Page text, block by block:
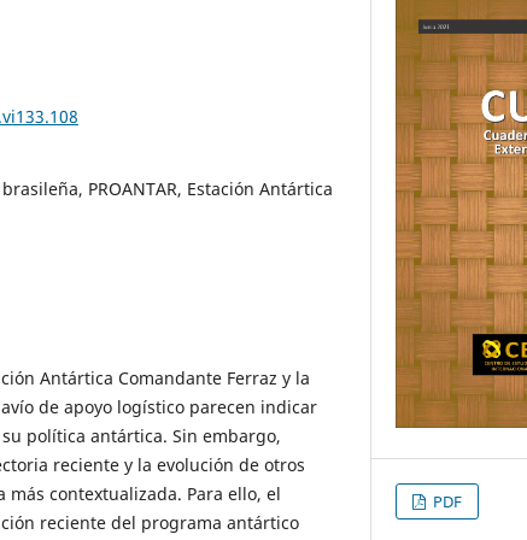
PROANTAR, Estación Antártica
Antártica Comandante Ferraz y la
de apoyo logístico parecen indicar
política antártica. Sin embargo,
reciente y la evolución de otros
contextualizada. Para ello, el
reciente del programa antártico
PDF